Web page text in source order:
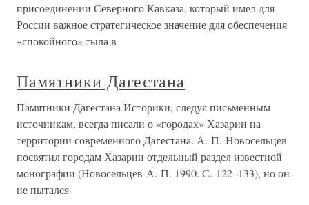
присоединении Северного Кавказа, который имел для
России важное стратегическое значение для обеспечения
«спокойного» тыла в
Памятники Дагестана
Памятники Дагестана Историки, следуя письменным
источникам, всегда писали о «городах» Хазарии на
территории современного Дагестана. А. П. Новосельцев
посвятил городам Хазарии отдельный раздел известной
монографии (Новосельцев А. П. 1990. С. 122–133), но он
не пытался